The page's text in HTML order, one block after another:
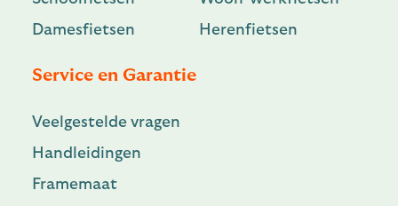
Damesfietsen
Herenfietsen
Service en Garantie
Veelgestelde vragen
Handleidingen
Framemaat